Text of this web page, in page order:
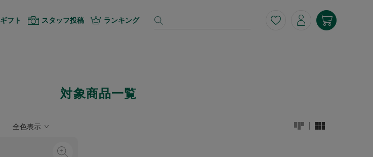
ギフト スタッフ投稿 ランキング
対象商品一覧
全色表示